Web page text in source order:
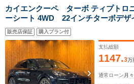
カイエンクーペ ターボ ティプトロ
ーシート 4WD 22インチターボデザ
ア同色アーチエクステンダー スポ
スポーツクロノPKG PDLS+マトリ
ォートアクセス 5人乗り
販売店保証 購入プラン付
支払総額
1147.3万
通常ローン 月々